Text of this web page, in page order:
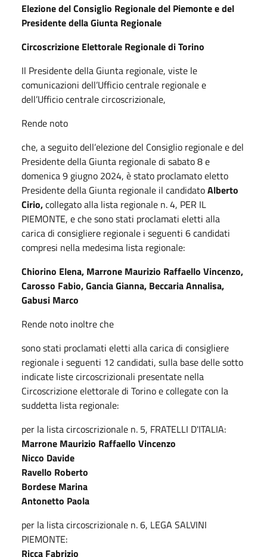
Elezione del Consiglio Regionale del Piemonte e del
Presidente della Giunta Regionale
Circoscrizione Elettorale Regionale di Torino
Il Presidente della Giunta regionale, viste le
comunicazioni dell’Ufficio centrale regionale e
dell’Ufficio centrale circoscrizionale,
Rende noto
che, a seguito dell’elezione del Consiglio regionale e del
Presidente della Giunta regionale di sabato 8 e
domenica 9 giugno 2024, è stato proclamato eletto
Presidente della Giunta regionale il candidatoAlberto
Cirio,collegato alla lista regionale n. 4, PER IL
PIEMONTE, e che sono stati proclamati eletti alla
carica di consigliere regionale i seguenti 6 candidati
compresi nella medesima lista regionale:
Chiorino Elena, Marrone Maurizio Raffaello Vincenzo,
Carosso Fabio, Gancia Gianna, Beccaria Annalisa,
Gabusi Marco
Rende noto inoltre che
sono stati proclamati eletti alla carica di consigliere
regionale i seguenti 12 candidati, sulla base delle sotto
indicate liste circoscrizionali presentate nella
Circoscrizione elettorale di Torino e collegate con la
suddetta lista regionale:
per la lista circoscrizionale n. 5, FRATELLI D'ITALIA:
Marrone Maurizio Raffaello Vincenzo
Nicco Davide
Ravello Roberto
Bordese Marina
Antonetto Paola
per la lista circoscrizionale n. 6, LEGA SALVINI
PIEMONTE:
Ricca Fabrizio